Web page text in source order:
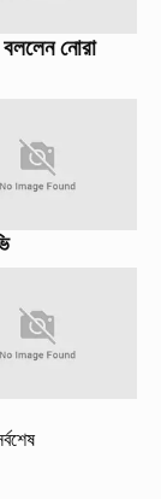
বললেন নোরা